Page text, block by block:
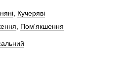
Кучеряві
Пом'якшення